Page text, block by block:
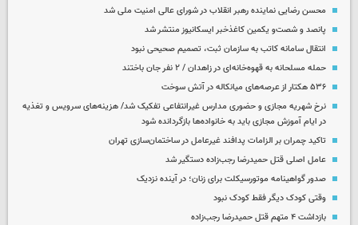
محسن رضایی نماینده رهبر انقلاب در شورای عالی امنیت ملی شد
پانصد و شصت‌و یکمین کاغذخبر ایسکانیوز منتشر شد
انتقال سامانه کاتب به سازمان ثبت، تصمیم صحیحی نبود
حمله مسلحانه به قهوه‌خانه‌ای در زاهدان / ۲ نفر جان باختند
۵۳۶ هکتار از عرصه‌های میانکاله در آتش سوخت
نرخ شهریه مجازی و حضوری مدارس غیرانتفاعی تفکیک شد/ هزینه‌های سرویس و تغذیه
در ایام آموزش مجازی باید به خانواده‌ها بازگردانده شود
تاکید چمران بر الزامات پدافند غیرعامل در ساختمان‌سازی تهران
عامل اصلی قتل حمیدرضا رجب‌زاده دستگیر شد
صدور گواهینامه موتورسیکلت برای زنان؛ در آینده نزدیک
وقتی کودک دیگر فقط کودک نبود
بازداشت ۴ متهم قتل حمیدرضا رجب‌زاده